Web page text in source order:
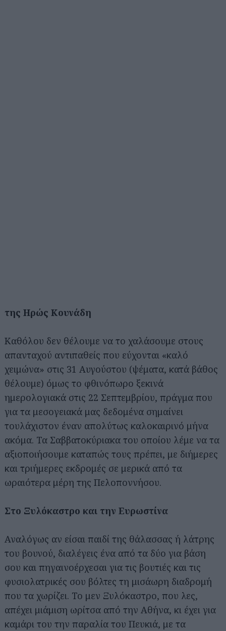
της Ηρώς Κουνάδη
Καθόλου δεν θέλουμε να το χαλάσουμε στους
απανταχού αντιπαθείς που εύχονται «καλό
χειμώνα» στις 31 Αυγούστου (ψέματα, κατά βάθος
θέλουμε) όμως το φθινόπωρο ξεκινά
ημερολογιακά στις 22 Σεπτεμβρίου, πράγμα που
για τα μεσογειακά μας δεδομένα σημαίνει
τουλάχιστον έναν απολύτως καλοκαιρινό μήνα
ακόμα. Τα Σαββατοκύριακα του οποίου λέμε να τα
αξιοποιήσουμε καταπώς τους πρέπει, με διήμερες
και τριήμερες εκδρομές σε μερικά από τα
ωραιότερα μέρη της Πελοποννήσου.
Στο Ξυλόκαστρο και την Ευρωστίνα
Αναλόγως αν είσαι παιδί της θάλασσας ή λάτρης
του βουνού, διαλέγεις ένα από τα δύο για βάση
σου και πηγαινοέρχεσαι για τις βουτιές και τις
φυσιολατρικές σου βόλτες τη μισάωρη διαδρομή
που τα χωρίζει. Το μεν Ξυλόκαστρο, που λες,
απέχει μιάμιση ωρίτσα από την Αθήνα, κι έχει για
καμάρι του την παραλία του Πευκιά, με τα